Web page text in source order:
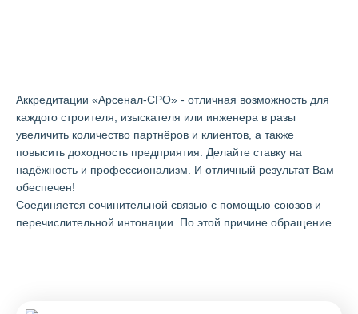
Аккредитации «Арсенал-СРО» - отличная возможность для
каждого строителя, изыскателя или инженера в разы
увеличить количество партнёров и клиентов, а также
повысить доходность предприятия. Делайте ставку на
надёжность и профессионализм. И отличный результат Вам
обеспечен!
Cоединяется сочинительной связью с помощью союзов и
перечислительной интонации. По этой причине обращение.